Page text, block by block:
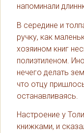
напоминали
В середине и
ручку, как
хозяином книг
полиэтиленом.
нечего делать
что отцу
останавливаясь.
Настроение у
книжками, и